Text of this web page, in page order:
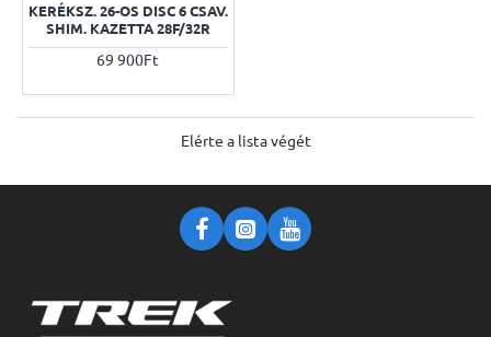
KERÉKSZ. 26-OS DISC 6 CSAV.
SHIM. KAZETTA 28F/32R
69 900Ft
Elérte a lista végét